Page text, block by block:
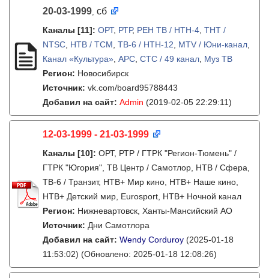
20-03-1999, сб
Каналы [11]: ОРТ, РТР, РЕН ТВ / НТН-4 ТНТ /
NTSC НТВ / ТСМ ТВ-6 / НТН-12 MTV / Юни-канал
Канал «Культура» АРС СТС / 49 канал Муз ТВ
Регион: Новосибирск
Источник: vk.com/board95788443
Добавил на сайт: Admin (2019-02-05 22:29:11)
12-03-1999 - 21-03-1999
Каналы [10]: ОРТ, РТР / ГТРК "Регион-Тюмень" /
ГТРК "Югория", ТВ Центр / Самотлор, НТВ / Сфера,
ТВ-6 / Транзит, НТВ+ Мир кино, НТВ+ Наше кино,
НТВ+ Детский мир, Eurosport, НТВ+ Ночной канал
Регион: Нижневартовск, Ханты-Мансийский АО
Источник: Дни Самотлора
Добавил на сайт: Wendy Corduroy (2025-01-18
11:53:02) (Обновлено: 2025-01-18 12:08:26)